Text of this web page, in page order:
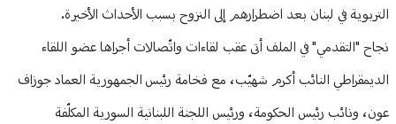
التربوية في لبنان بعد اضطرارهم إلى النزوح بسبب الأحداث الأخيرة.
نجاح "التقدمي" في الملف أتى عقب لقاءات واتّصالات أجراها عضو اللقاء
الديمقراطي النائب أكرم شهيّب، مع فخامة رئيس الجمهورية العماد جوزاف
عون، ونائب رئيس الحكومة، ورئيس اللجنة اللبنانية السورية المكلّفة